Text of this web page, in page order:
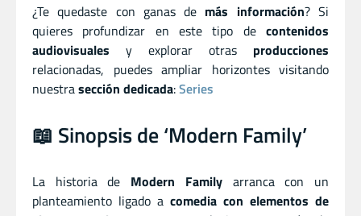
¿Te quedaste con ganas de más información? Si
quieres profundizar en este tipo de contenidos
audiovisuales y explorar otras producciones
relacionadas, puedes ampliar horizontes visitando
nuestrasección dedicada:Series
📖 Sinopsis de ‘Modern Family’
La historia de Modern Familyarranca con un
planteamiento ligado a comedia con elementos de